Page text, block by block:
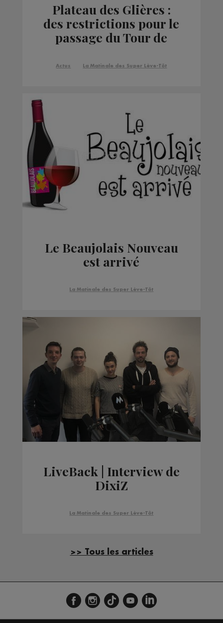
Plateau des Glières :
des restrictions pour le
passage du Tour de
Actus La Matinale des Super Lève-Tôt
Le Beaujolais Nouveau
est arrivé
La Matinale des Super Lève-Tôt
LiveBack | Interview de
DixiZ
La Matinale des Super Lève-Tôt
>> Tous les articles